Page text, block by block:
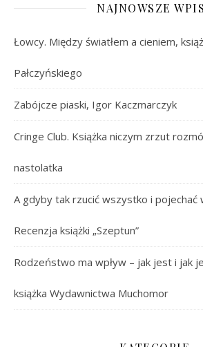
NAJNOWSZE
Łowcy. Między światłem a cieniem,
Pałczyńskiego
Zabójcze piaski, Igor Kaczmarczyk
Cringe Club. Książka niczym zrzut
nastolatka
A gdyby tak rzucić wszystko i pojechać
Recenzja książki „Szeptun”
Rodzeństwo ma wpływ – jak jest i jak
książka Wydawnictwa Muchomor